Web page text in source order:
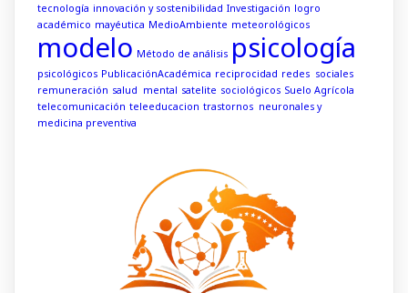
tecnología innovación y sostenibilidad Investigación logro
académico mayéutica MedioAmbiente meteorológicos
modelo Método de análisis psicología
psicológicos PublicaciónAcadémica reciprocidad redes sociales
remuneración salud mental satelite sociológicos Suelo Agrícola
telecomunicación teleeducacion trastornos neuronales y
medicina preventiva